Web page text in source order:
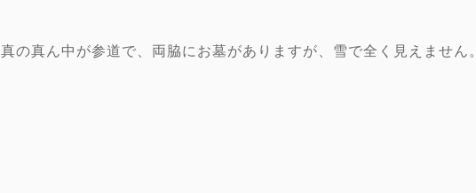
の真ん中が参道で、両脇にお墓がありますが、雪で全く見えません。